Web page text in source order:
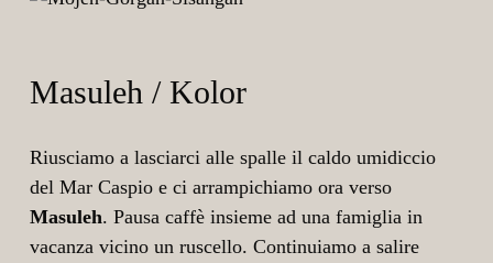
Masuleh / Kolor
Riusciamo a lasciarci alle spalle il caldo umidiccio
del Mar Caspio e ci arrampichiamo ora verso
Masuleh. Pausa caffè insieme ad una famiglia in
vacanza vicino un ruscello. Continuiamo a salire